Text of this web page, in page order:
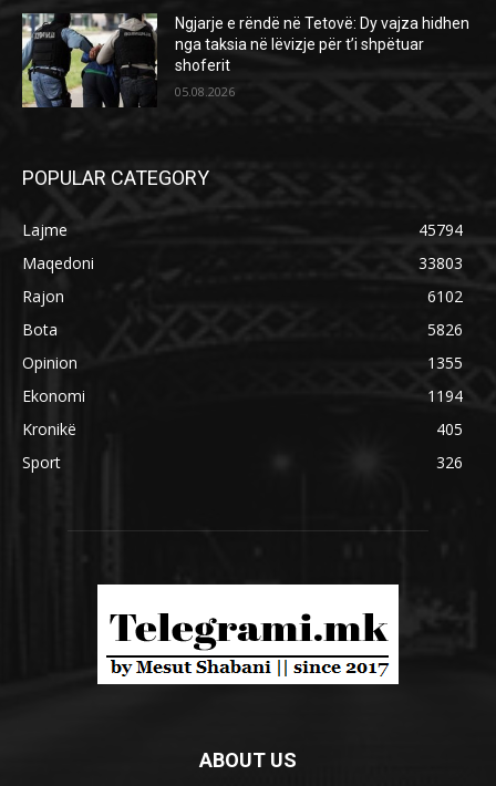
Ngjarje e rëndë në Tetovë: Dy vajza hidhen
nga taksia në lëvizje për t’i shpëtuar
shoferit
05.08.2026
POPULAR CATEGORY
Lajme
45794
Maqedoni
33803
Rajon
6102
Bota
5826
Opinion
1355
Ekonomi
1194
Kronikë
405
Sport
326
ABOUT US